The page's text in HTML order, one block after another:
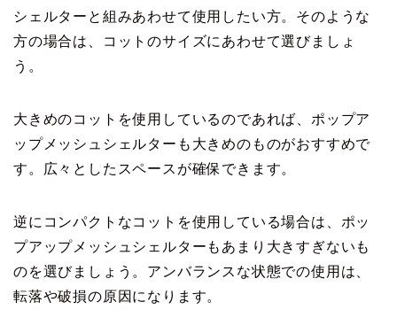
シェルターと組みあわせて使用したい方。そのような
方の場合は、コットのサイズにあわせて選びましょ
う。
大きめのコットを使用しているのであれば、ポップア
ップメッシュシェルターも大きめのものがおすすめで
す。広々としたスペースが確保できます。
逆にコンパクトなコットを使用している場合は、ポッ
プアップメッシュシェルターもあまり大きすぎないも
のを選びましょう。アンバランスな状態での使用は、
転落や破損の原因になります。